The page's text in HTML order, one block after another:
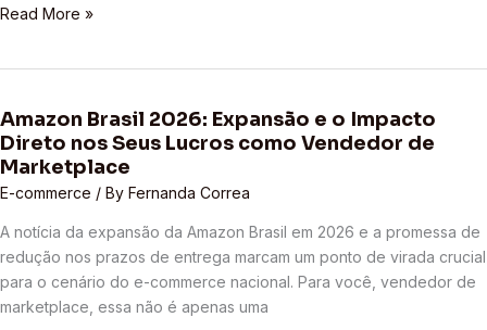
Read More »
Amazon Brasil 2026: Expansão e o Impacto
Direto nos Seus Lucros como Vendedor de
Marketplace
E-commerce / By Fernanda Correa
A notícia da expansão da Amazon Brasil em 2026 e a promessa de
redução nos prazos de entrega marcam um ponto de virada crucial
para o cenário do e-commerce nacional. Para você, vendedor de
marketplace, essa não é apenas uma
Amazon
Brasil
2026:
Expansão
o
Impacto
Direto
nos